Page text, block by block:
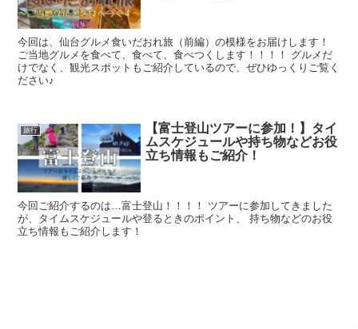
今回は、仙台グルメ食いだおれ旅（前編）の模様をお届けします！
ご当地グルメを食べて、食べて、食べつくします！！！！ グルメだ
けでなく、観光スポットもご紹介しているので、ぜひゆっくりご覧く
ださい♪
旅行
【富士登山ツアーに参加！】タイ
ムスケジュールや持ち物などお役
立ち情報もご紹介！
今回ご紹介するのは…富士登山！！！！ ツアーに参加してきました
が、タイムスケジュールや登るときのポイント、 持ち物などのお役
立ち情報もご紹介します！